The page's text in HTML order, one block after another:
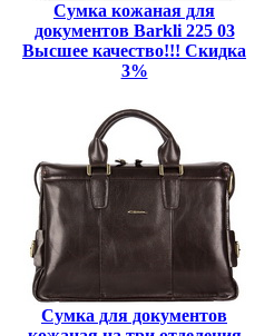
Сумка кожаная для
документов Barkli 225 03
Высшее качество!!! Скидка
3%
Сумка для документов